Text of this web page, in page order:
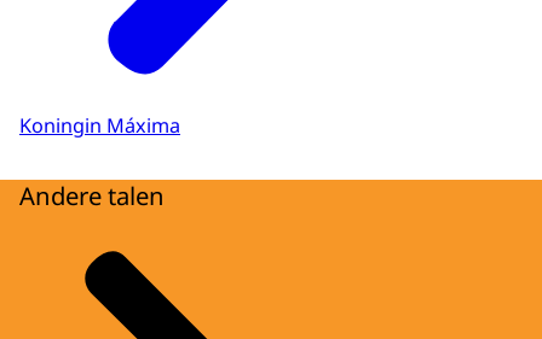
Koningin Máxima
Andere talen